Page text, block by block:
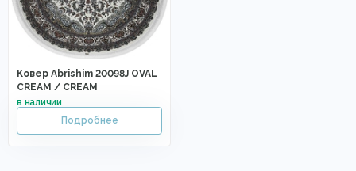
Ковер Abrishim 20098J OVAL
CREAM / CREAM